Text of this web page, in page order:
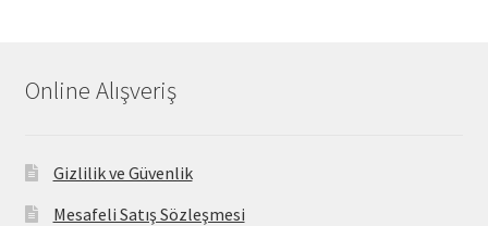
Online Alışveriş
Gizlilik ve Güvenlik
Mesafeli Satış Sözleşmesi